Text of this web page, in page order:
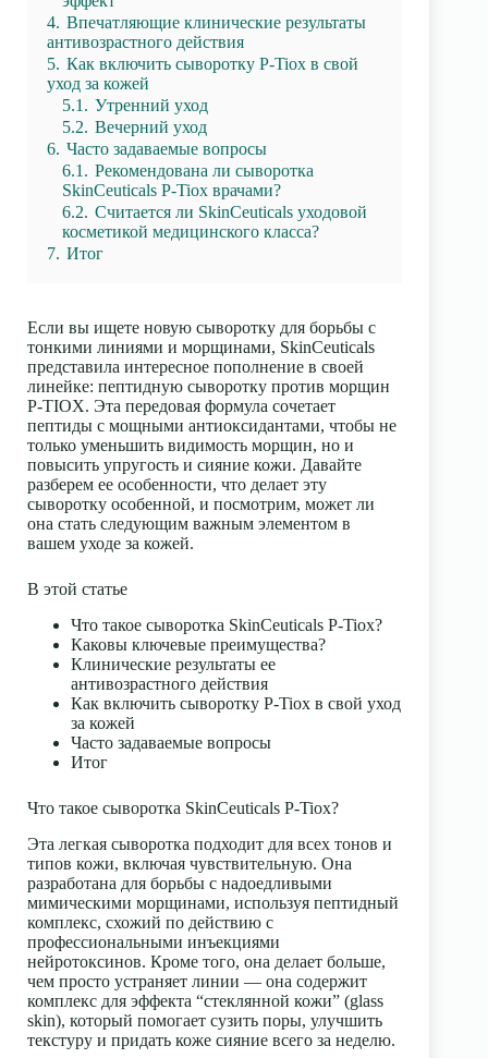
4. Впечатляющие клинические результаты
антивозрастного действия
5. Как включить сыворотку P-Tiox в свой
уход за кожей
5.1. Утренний уход
5.2. Вечерний уход
6. Часто задаваемые вопросы
6.1. Рекомендована ли сыворотка
SkinCeuticals P-Tiox врачами?
6.2. Считается ли SkinCeuticals уходовой
косметикой медицинского класса?
7. Итог
Если вы ищете новую сыворотку для борьбы с
тонкими линиями и морщинами, SkinCeuticals
представила интересное пополнение в своей
линейке: пептидную сыворотку против морщин
P-TIOX. Эта передовая формула сочетает
пептиды с мощными антиоксидантами, чтобы не
только уменьшить видимость морщин, но и
повысить упругость и сияние кожи. Давайте
разберем ее особенности, что делает эту
сыворотку особенной, и посмотрим, может ли
она стать следующим важным элементом в
вашем уходе за кожей.
В этой статье
Что такое сыворотка SkinCeuticals P-Tiox?
Каковы ключевые преимущества?
Клинические результаты ее
антивозрастного действия
Как включить сыворотку P-Tiox в свой уход
за кожей
Часто задаваемые вопросы
Итог
Что такое сыворотка SkinCeuticals P-Tiox?
Эта легкая сыворотка подходит для всех тонов и
типов кожи, включая чувствительную. Она
разработана для борьбы с надоедливыми
мимическими морщинами, используя пептидный
комплекс, схожий по действию с
профессиональными инъекциями
нейротоксинов. Кроме того, она делает больше,
чем просто устраняет линии — она содержит
комплекс для эффекта “стеклянной кожи” (glass
skin), который помогает сузить поры, улучшить
текстуру и придать коже сияние всего за неделю.